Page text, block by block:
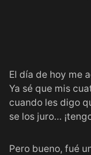
El día de hoy me
Ya sé que mis
cuando les digo
se los juro…
Pero bueno, fué